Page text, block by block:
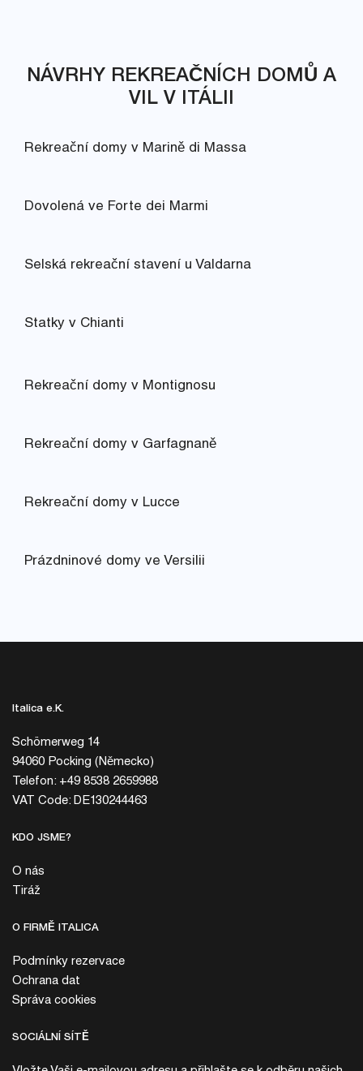
NÁVRHY REKREAČNÍCH DOMŮ A
VIL V ITÁLII
Rekreační domy v Marině di Massa
Dovolená ve Forte dei Marmi
Selská rekreační stavení u Valdarna
Statky v Chianti
Rekreační domy v Montignosu
Rekreační domy v Garfagnaně
Rekreační domy v Lucce
Prázdninové domy ve Versilii
Italica e.K.
Schömerweg 14
94060 Pocking (Německo)
Telefon: +49 8538 2659988
VAT Code: DE130244463
KDO JSME?
O nás
Tiráž
O FIRMĚ ITALICA
Podmínky rezervace
Ochrana dat
Správa cookies
SOCIÁLNÍ SÍTĚ